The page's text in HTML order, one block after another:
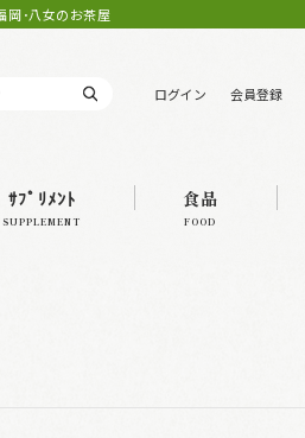
岡･八女のお茶屋
ログイン 会員登録
ｻﾌﾟﾘﾒﾝﾄ
SUPPLEMENT
食品
FOOD